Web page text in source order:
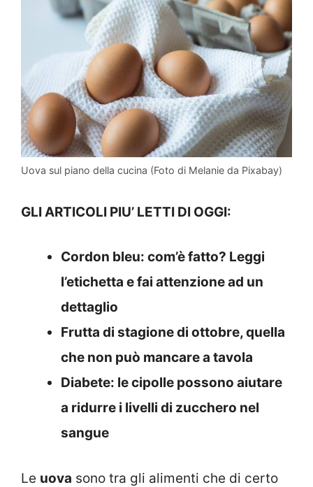
Uova sul piano della cucina (Foto di Melanie da Pixabay)
GLI ARTICOLI PIU’ LETTI DI OGGI:
Cordon bleu: com’è fatto? Leggi
l’etichetta e fai attenzione ad un
dettaglio
Frutta di stagione di ottobre, quella
che non può mancare a tavola
Diabete: le cipolle possono aiutare
a ridurre i livelli di zucchero nel
sangue
Le uova sono tra gli alimenti che di certo